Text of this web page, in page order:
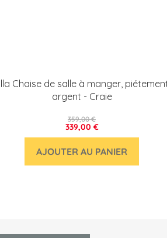
Chaise de salle à manger,
argent - Craie
339,00 €
359,00 €
AJOUTER AU PANIER